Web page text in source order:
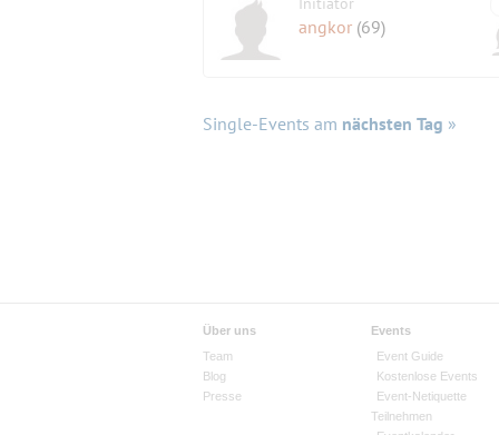
angkor (69)
Single-Events am nächsten Tag »
Über uns
Team
Blog
Presse
Events
Event Guide
Kostenlose Events
Event-Netiquette
Teilnehmen